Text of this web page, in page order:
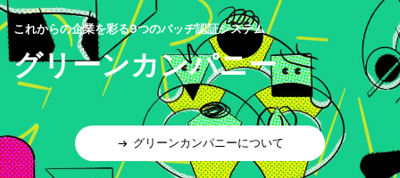
これからの企業を彩る9つのバッヂ認証システム
グリーンカンパニー
グリーンカンパニーについて